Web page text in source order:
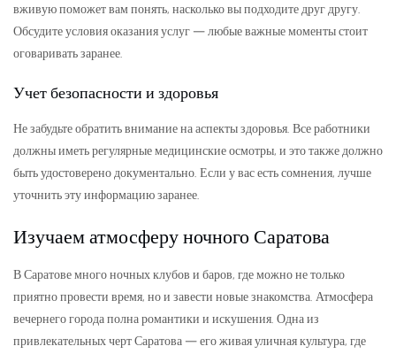
вживую поможет вам понять, насколько вы подходите друг другу.
Обсудите условия оказания услуг — любые важные моменты стоит
оговаривать заранее.
Учет безопасности и здоровья
Не забудьте обратить внимание на аспекты здоровья. Все работники
должны иметь регулярные медицинские осмотры, и это также должно
быть удостоверено документально. Если у вас есть сомнения, лучше
уточнить эту информацию заранее.
Изучаем атмосферу ночного Саратова
В Саратове много ночных клубов и баров, где можно не только
приятно провести время, но и завести новые знакомства. Атмосфера
вечернего города полна романтики и искушения. Одна из
привлекательных черт Саратова — его живая уличная культура, где